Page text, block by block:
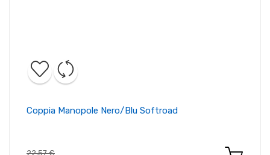
Coppia Manopole Nero/blu Softroad
22,57 €